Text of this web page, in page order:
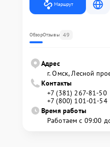
Маршрут
ОбзорОтзывы 49
Адрес
г. Омск, ​Лесной
Контакты
+7 (381) 267-81-50
+7 (800) 101-01-54
Время работы
Работаем с 09:00